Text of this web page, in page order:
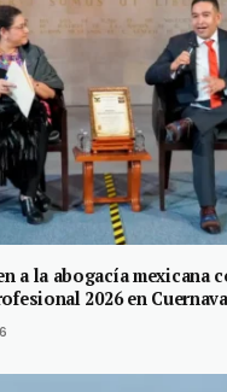
a la abogacía mexicana
2026 en